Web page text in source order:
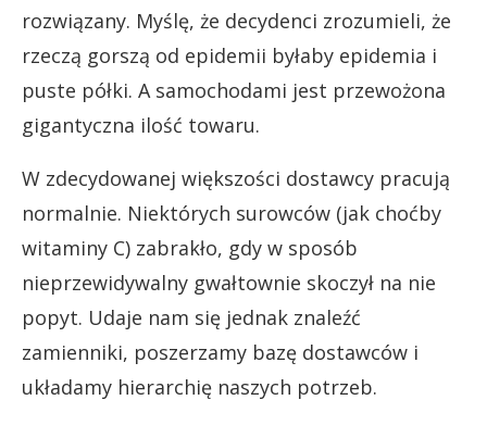
rozwiązany. Myślę, że decydenci zrozumieli, że
rzeczą gorszą od epidemii byłaby epidemia i
puste półki. A samochodami jest przewożona
gigantyczna ilość towaru.
W zdecydowanej większości dostawcy pracują
normalnie. Niektórych surowców (jak choćby
witaminy C) zabrakło, gdy w sposób
nieprzewidywalny gwałtownie skoczył na nie
popyt. Udaje nam się jednak znaleźć
zamienniki, poszerzamy bazę dostawców i
układamy hierarchię naszych potrzeb.